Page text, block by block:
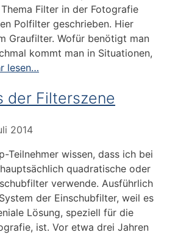
Filter in der Fotografie
Polfilter geschrieben. Hier
Graufilter. Wofür benötigt man
kommt man in Situationen,
lesen…
der Filterszene
2014
Teilnehmer wissen, dass ich bei
quadratische oder
verwende. Ausführlich
der Einschubfilter, weil es
Lösung, speziell für die
ist. Vor etwa drei Jahren